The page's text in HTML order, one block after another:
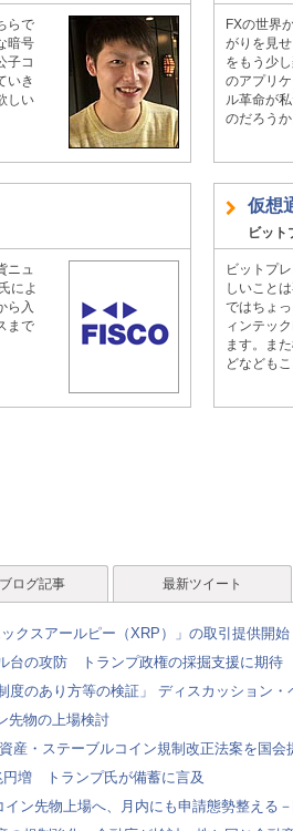
らで
暗号
子コ
いき
しい
FXの世界
がりを見
をもう少
のアプリ
ル革命が
のだろうか
ニュ
によ
ら入
まで
仮想
ビット
ビットプ
しいこと
ではちょ
ィンテッ
ます。ま
どなども
ログ記事 最新ツイート
クスアールピー（XRP）」の取引提供開始
台の攻防 トランプ政権の採掘支援に期待
度のあり方等の検証」 ディスカッション・
先物の上場検討
産・ステーブルコイン規制改正法案を国会
円増 トランプ氏が備蓄に言及
ン先物上場へ、月内にも申請態勢整える